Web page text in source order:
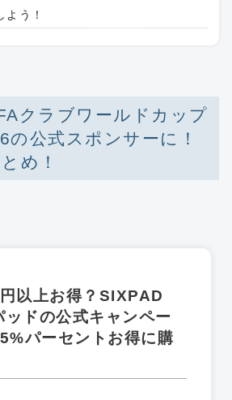
う！
クラブワールドカップ
の公式スポンサーに！
め！
以上お得？SIXPAD
ッドの公式キャンペー
パーセントお得に購